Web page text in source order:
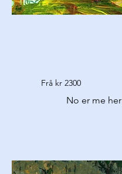
Frå kr 2300
No er me her